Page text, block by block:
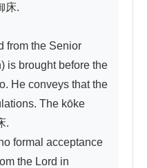
床.
from the Senior
is brought before the
He conveys that the
The kōke
.
acceptance
the Lord in